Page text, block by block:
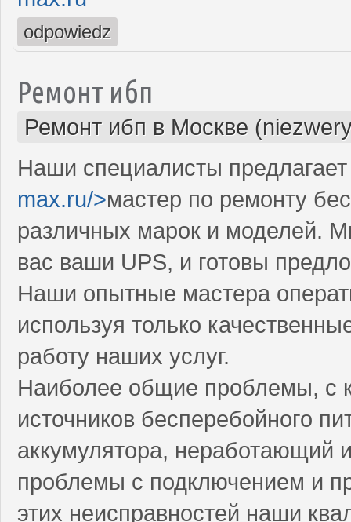
odpowiedz
Ремонт ибп
Ремонт ибп в Москве
Наши специалисты
max.ru/>мастер по ремонту
различных марок и моделей.
вас ваши UPS, и готовы
Наши опытные мастера
используя только
работу наших услуг.
Наиболее общие проблемы, с
источников бесперебойного
аккумулятора, неработающий
проблемы с подключением и
этих неисправностей наши